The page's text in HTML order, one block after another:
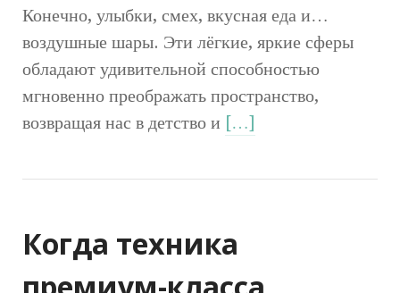
Конечно, улыбки, смех, вкусная еда и…
воздушные шары. Эти лёгкие, яркие сферы
обладают удивительной способностью
мгновенно преображать пространство,
возвращая нас в детство и […]
Когда техника